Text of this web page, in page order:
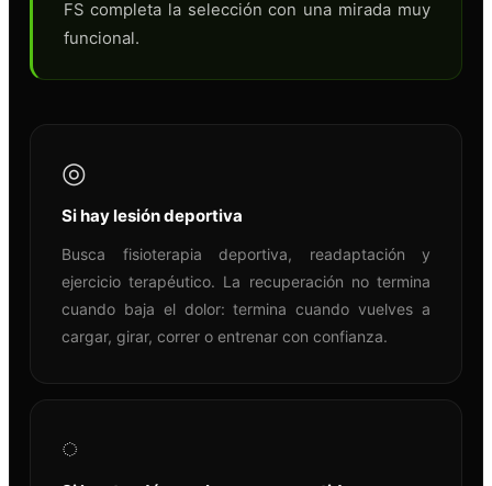
FS completa la selección con una mirada muy
funcional.
◎
Si hay lesión deportiva
Busca fisioterapia deportiva, readaptación y
ejercicio terapéutico. La recuperación no termina
cuando baja el dolor: termina cuando vuelves a
cargar, girar, correr o entrenar con confianza.
◌